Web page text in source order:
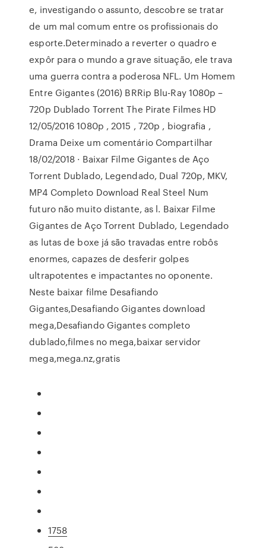
e, investigando o assunto, descobre se tratar
de um mal comum entre os profissionais do
esporte.Determinado a reverter o quadro e
expôr para o mundo a grave situação, ele trava
uma guerra contra a poderosa NFL. Um Homem
Entre Gigantes (2016) BRRip Blu-Ray 1080p –
720p Dublado Torrent The Pirate Filmes HD
12/05/2016 1080p , 2015 , 720p , biografia ,
Drama Deixe um comentário Compartilhar
18/02/2018 · Baixar Filme Gigantes de Aço
Torrent Dublado, Legendado, Dual 720p, MKV,
MP4 Completo Download Real Steel Num
futuro não muito distante, as l. Baixar Filme
Gigantes de Aço Torrent Dublado, Legendado
as lutas de boxe já são travadas entre robôs
enormes, capazes de desferir golpes
ultrapotentes e impactantes no oponente.
Neste baixar filme Desafiando
Gigantes,Desafiando Gigantes download
mega,Desafiando Gigantes completo
dublado,filmes no mega,baixar servidor
mega,mega.nz,gratis
1758